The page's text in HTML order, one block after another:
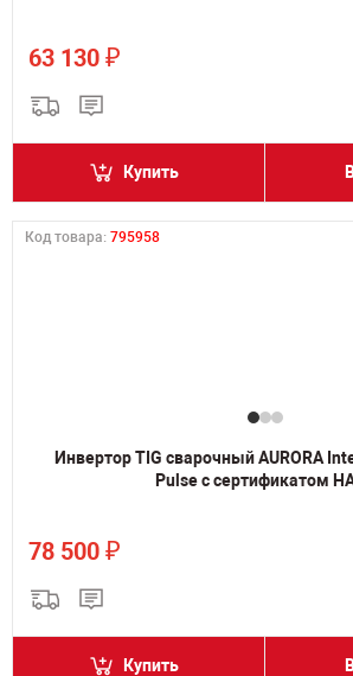
63 130 ₽
Купить
Код товара: 795958
Инвертор TIG сварочный AURORA
Pulse с сертификатом
78 500 ₽
Купить